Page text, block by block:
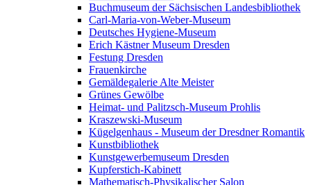
Buchmuseum der Sächsischen Landesbibliothek
Carl-Maria-von-Weber-Museum
Deutsches Hygiene-Museum
Erich Kästner Museum Dresden
Festung Dresden
Frauenkirche
Gemäldegalerie Alte Meister
Grünes Gewölbe
Heimat- und Palitzsch-Museum Prohlis
Kraszewski-Museum
Kügelgenhaus - Museum der Dresdner Romantik
Kunstbibliothek
Kunstgewerbemuseum Dresden
Kupferstich-Kabinett
Mathematisch-Physikalischer Salon